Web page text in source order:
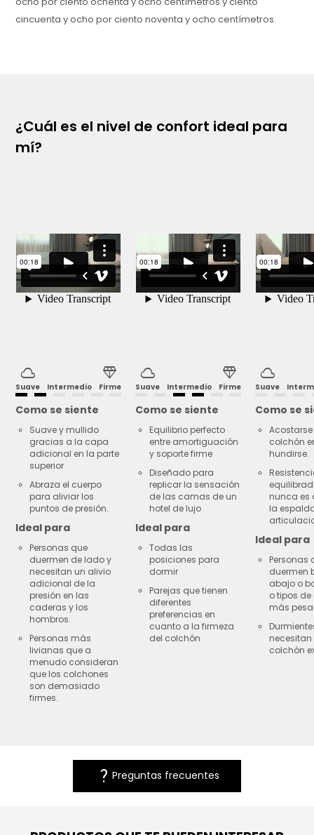
cincuenta y ocho por ciento noventa y ocho centímetros.
¿Cuál es el nivel de confort ideal para
mí?
cloud
Suave Intermedio
diamond
Firme
Como se siente
Suave y mullido
gracias a la capa
adicional en la parte
superior
Abraza el cuerpo
para aliviar los
puntos de presión.
Ideal para
Personas que
duermen de lado y
necesitan un alivio
adicional de la
presión en las
caderas y los
hombros.
Personas más
livianas que a
menudo consideran
que los colchones
son demasiado
firmes.
cloud
Suave Intermedio
diamond
Firme
Como se siente
Equilibrio perfecto
entre amortiguación
y soporte firme
Diseñado para
replicar la sensación
de las camas de un
hotel de lujo
Ideal para
Todas las
posiciones para
dormir
Parejas que tienen
diferentes
preferencias en
cuanto a la firmeza
del colchón
cloud
Suave
Como se
colchón
hundirse.
nunca es
la
Ideal para
Personas
duermen
abajo o
o tipos
más
necesitan
colchón
question_mark Preguntas frecuentes